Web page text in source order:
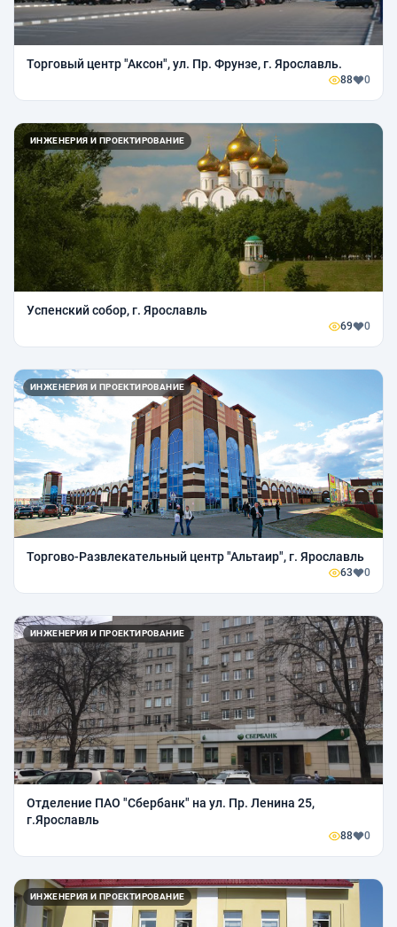
Торговый центр "Аксон", ул. Пр. Фрунзе, г. Ярославль.
88 0
ИНЖЕНЕРИЯ И ПРОЕКТИРОВАНИЕ
Успенский собор, г. Ярославль
69 0
ИНЖЕНЕРИЯ И ПРОЕКТИРОВАНИЕ
Торгово-Развлекательный центр "Альтаир", г. Ярославль
63 0
ИНЖЕНЕРИЯ И ПРОЕКТИРОВАНИЕ
Отделение ПАО "Сбербанк" на ул. Пр. Ленина 25,
г.Ярославль
88 0
ИНЖЕНЕРИЯ И ПРОЕКТИРОВАНИЕ